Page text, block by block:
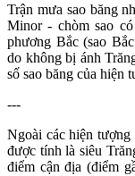
Trận mưa sao băng
Minor - chòm sao
phương Bắc (sao
do không bị ánh
số sao băng của hiện
---
Ngoài các hiện tượng
được tính là siêu
điểm cận địa (điểm